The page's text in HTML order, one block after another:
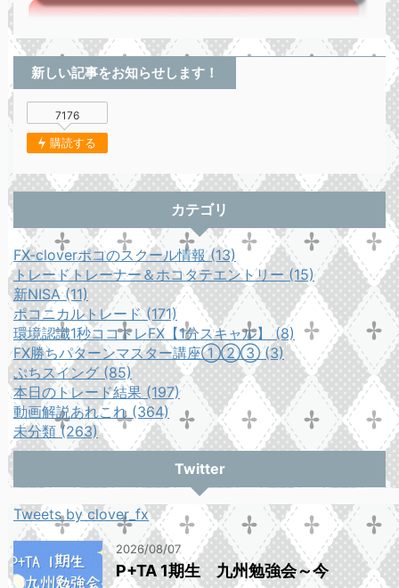
新しい記事をお知らせします！
7176
購読する
カテゴリ
FX-cloverポコのスクール情報 (13)
トレードトレーナー＆ホコタテエントリー (15)
新NISA (11)
ポコニカルトレード (171)
環境認識1秒ココトレFX【1分スキャル】 (8)
FX勝ちパターンマスター講座①②③ (3)
ぷちスイング (85)
本日のトレード結果 (197)
動画解説あれこれ (364)
未分類 (263)
Twitter
Tweets by clover_fx
2026/08/07
P+TA 1期生 九州勉強会～今